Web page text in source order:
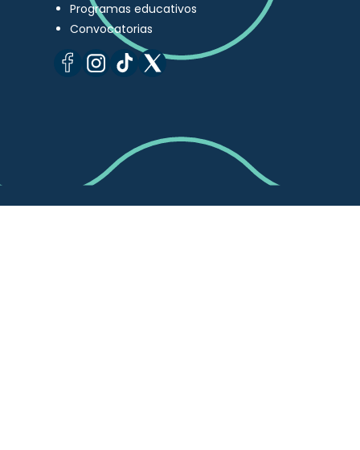
Programas educativos
Convocatorias